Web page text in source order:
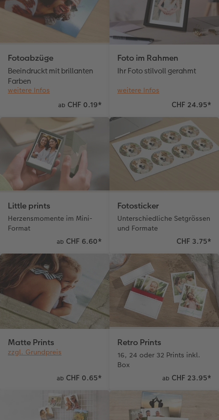
Kundenbeispiele
Kundengeschichten
Coffeetable Book «Art Collection»
CEWE FOTOBUCH per PDF
Zubehör
Hartschaum
Mehrteiler
Wandgestaltung
Geschenkidee
CEWE Geschenkgutschein
Foto-Leckerlidose
Fotoabzüge
Beeindruckt mit brillanten
Farben
weitere Infos
ab CHF 0.19*
Foto im Rahmen
Ihr Foto stilvoll gerahmt
weitere Infos
CHF 24.95*
Little prints
Herzensmomente im Mini-
Format
ab CHF 6.60*
Fotosticker
Unterschiedliche Setgrössen
und Formate
CHF 3.75*
Matte Prints
zzgl. Grundpreis
ab CHF 0.65*
Retro Prints
16, 24 oder 32 Prints inkl.
Box
ab CHF 23.95*